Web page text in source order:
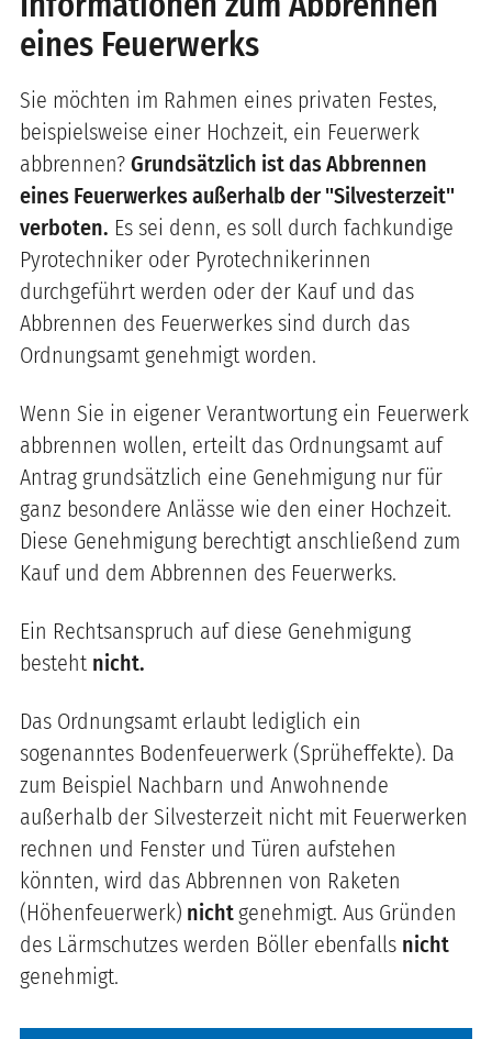
eines Feuerwerks
Sie möchten im Rahmen eines privaten Festes,
beispielsweise einer Hochzeit, ein Feuerwerk
abbrennen? Grundsätzlich ist das Abbrennen
eines Feuerwerkes außerhalb der "Silvesterzeit"
verboten. Es sei denn, es soll durch fachkundige
Pyrotechniker oder Pyrotechnikerinnen
durchgeführt werden oder der Kauf und das
Abbrennen des Feuerwerkes sind durch das
Ordnungsamt genehmigt worden.
Wenn Sie in eigener Verantwortung ein Feuerwerk
abbrennen wollen, erteilt das Ordnungsamt auf
Antrag grundsätzlich eine Genehmigung nur für
ganz besondere Anlässe wie den einer Hochzeit.
Diese Genehmigung berechtigt anschließend zum
Kauf und dem Abbrennen des Feuerwerks.
Ein Rechtsanspruch auf diese Genehmigung
besteht nicht.
Das Ordnungsamt erlaubt lediglich ein
sogenanntes Bodenfeuerwerk (Sprüheffekte). Da
zum Beispiel Nachbarn und Anwohnende
außerhalb der Silvesterzeit nicht mit Feuerwerken
rechnen und Fenster und Türen aufstehen
könnten, wird das Abbrennen von Raketen
(Höhenfeuerwerk) nicht genehmigt. Aus Gründen
des Lärmschutzes werden Böller ebenfalls nicht
genehmigt.